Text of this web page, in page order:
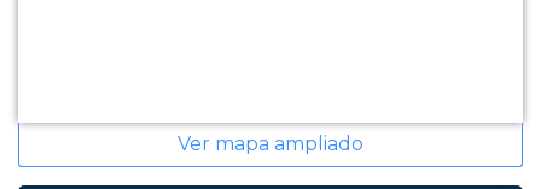
Ver mapa ampliado